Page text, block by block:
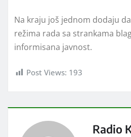
Na kraju još jednom dodaju
režima rada sa strankama
informisana javnost.
Post Views: 193
Radio